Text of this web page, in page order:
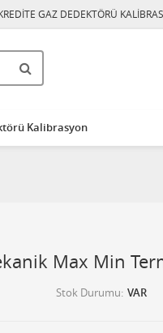
GAZ DEDEKTÖRÜ
Kalibrasyon
Max Min
Stok Durumu VAR